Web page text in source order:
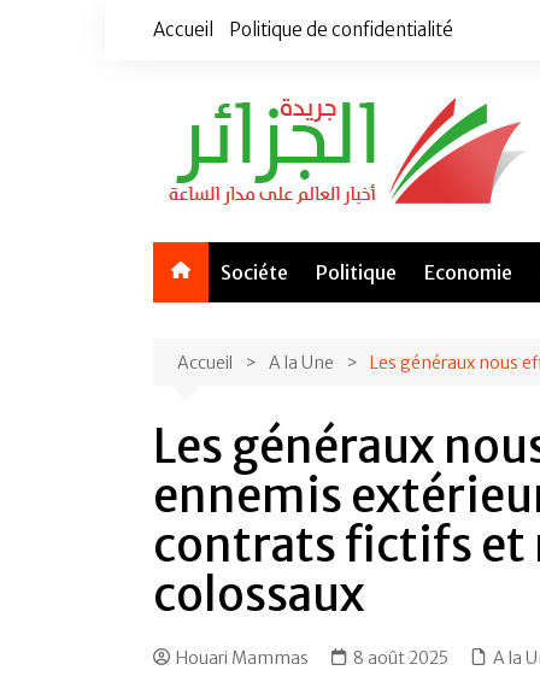
Accueil Politique de confidentialité
Sociéte Politique Economie
Accueil A la Une Les généraux nous
Les généraux
ennemis
contrats fictifs et
colossaux
Houari Mammas 8 août 2025 A la